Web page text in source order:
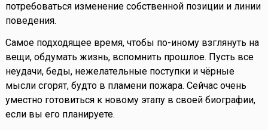
потребоваться изменение собственной позиции и линии
поведения.
Самое подходящее время, чтобы по-иному взглянуть на
вещи, обдумать жизнь, вспомнить прошлое. Пусть все
неудачи, беды, нежелательные поступки и чёрные
мысли сгорят, будто в пламени пожара. Сейчас очень
уместно готовиться к новому этапу в своей биографии,
если вы его планируете.